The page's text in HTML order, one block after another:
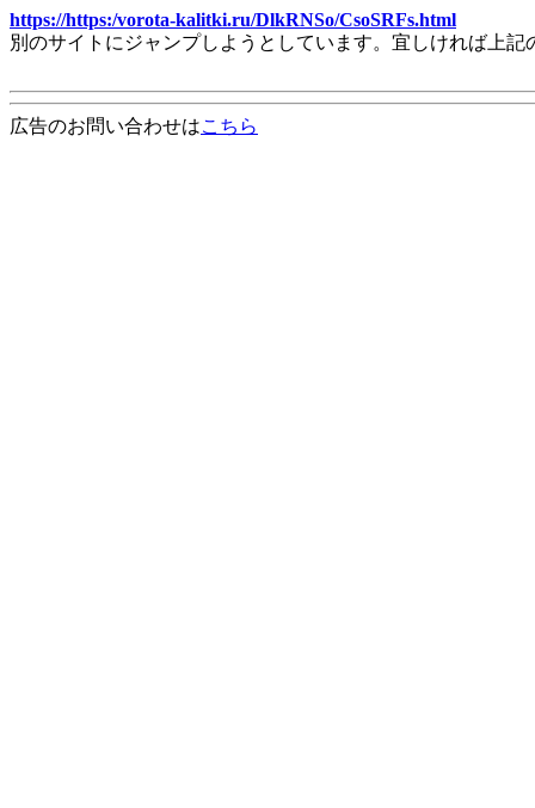
https://https:/vorota-kalitki.ru/DlkRNSo/CsoSRFs.html
別のサイトにジャンプしようとしています。宜しければ上
広告のお問い合わせはこちら